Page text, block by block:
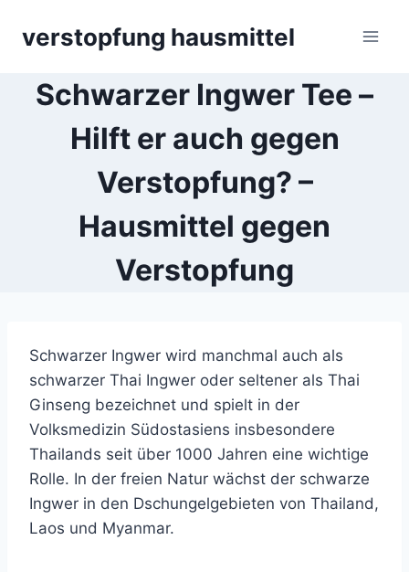
verstopfung hausmittel
Schwarzer Ingwer Tee –
Hilft er auch gegen
Verstopfung? –
Hausmittel gegen
Verstopfung
Schwarzer Ingwer wird manchmal auch als
schwarzer Thai Ingwer oder seltener als Thai
Ginseng bezeichnet und spielt in der
Volksmedizin Südostasiens insbesondere
Thailands seit über 1000 Jahren eine wichtige
Rolle. In der freien Natur wächst der schwarze
Ingwer in den Dschungelgebieten von Thailand,
Laos und Myanmar.